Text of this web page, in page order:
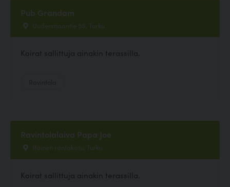
Pub Grandam
Uudenmaantie 58, Turku
Koirat sallittuja ainakin terassilla.
Ravintolalaiva Papa Joe
Itäinen rantakatu, Turku
Koirat sallittuja ainakin terassilla.